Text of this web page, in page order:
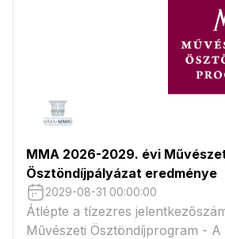
MMA 2026-2029. évi
Ösztöndíjpályázat eredménye
2029-08-31 00:00:00
Átlépte a tízezres
Művészeti Ösztöndíjprogram - A